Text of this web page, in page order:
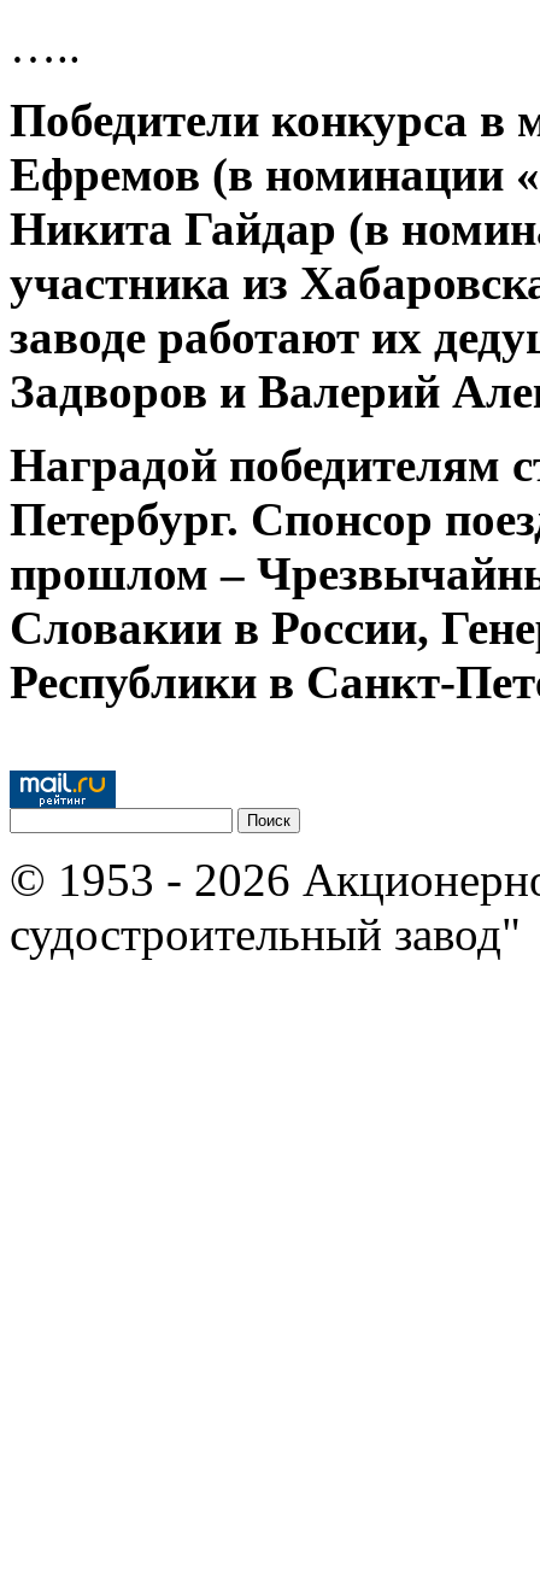
…..
Победители конкурса в
Ефремов (в номинации
Никита Гайдар (в
участника из
заводе работают их
Задворов и Валерий
Наградой победителям
Петербург. Спонсор
прошлом –
Словакии в России,
Республики в Санкт-
© 1953 - 2026
судостроительный завод"